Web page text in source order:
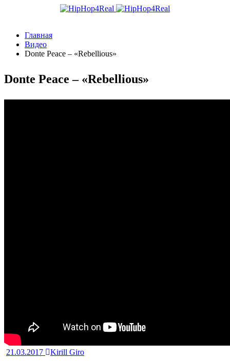
Главная
Видео
Donte Peace – «Rebellious»
Donte Peace – «Rebellious»
21.03.2017
Kirill Giro